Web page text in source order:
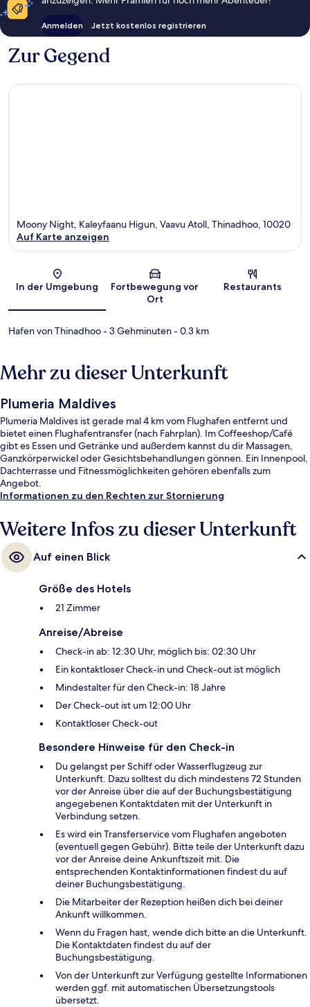
Anmelden Jetzt kostenlos registrieren
Zur Gegend
Karte
Moony Night, Kaleyfaanu Higun, Vaavu Atoll, Thinadhoo, 10020
Auf Karte anzeigen
In der Umgebung
Fortbewegung vor
Ort
Restaurants
Hafen von Thinadhoo- 3 Gehminuten- 0.3 km
Mehr zu dieser Unterkunft
Plumeria Maldives
Plumeria Maldives ist gerade mal 4 km vom Flughafen entfernt und
bietet einen Flughafentransfer (nach Fahrplan). Im Coffeeshop/Café
gibt es Essen und Getränke und außerdem kannst du dir Massagen,
Ganzkörperwickel oder Gesichtsbehandlungen gönnen. Ein Innenpool,
Dachterrasse und Fitnessmöglichkeiten gehören ebenfalls zum
Angebot.
Informationen zu den Rechten zur Stornierung
Weitere Infos zu dieser Unterkunft
Auf einen Blick
Größe des Hotels
21 Zimmer
Anreise/Abreise
Check-in ab: 12:30 Uhr, möglich bis: 02:30 Uhr
Ein kontaktloser Check-in und Check-out ist möglich
Mindestalter für den Check-in: 18 Jahre
Der Check-out ist um 12:00 Uhr
Kontaktloser Check-out
Besondere Hinweise für den Check-in
Du gelangst per Schiff oder Wasserflugzeug zur
Unterkunft. Dazu solltest du dich mindestens 72 Stunden
vor der Anreise über die auf der Buchungsbestätigung
angegebenen Kontaktdaten mit der Unterkunft in
Verbindung setzen.
Es wird ein Transferservice vom Flughafen angeboten
(eventuell gegen Gebühr). Bitte teile der Unterkunft dazu
vor der Anreise deine Ankunftszeit mit. Die
entsprechenden Kontaktinformationen findest du auf
deiner Buchungsbestätigung.
Die Mitarbeiter der Rezeption heißen dich bei deiner
Ankunft willkommen.
Wenn du Fragen hast, wende dich bitte an die Unterkunft.
Die Kontaktdaten findest du auf der
Buchungsbestätigung.
Von der Unterkunft zur Verfügung gestellte Informationen
werden ggf. mit automatischen Übersetzungstools
übersetzt.